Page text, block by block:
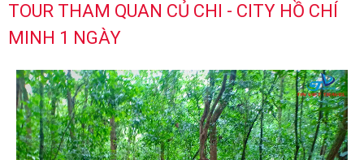
TOUR THAM QUAN CỦ CHI - CITY HỒ CHÍ
MINH 1 NGÀY